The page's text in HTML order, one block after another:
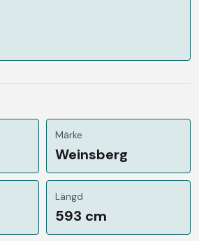
Märke
Weinsberg
Längd
593 cm